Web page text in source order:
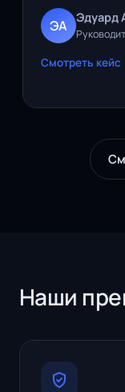
ЭА Эдуард
Смотреть кейс
Наши